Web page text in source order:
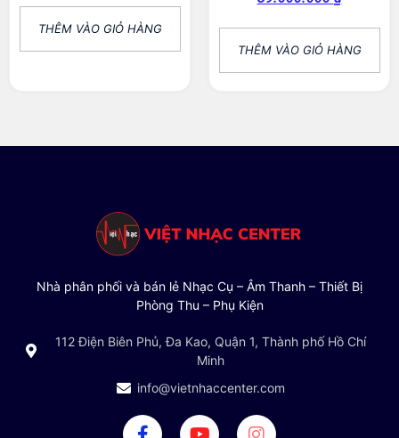
THÊM VÀO GIỎ HÀNG
THÊM VÀO GIỎ HÀNG
Nhà phân phối và bán lẻ Nhạc Cụ – Âm Thanh – Thiết Bị
Phòng Thu – Phụ Kiện
112 Điện Biên Phủ, Đa Kao, Quận 1, Thành phố Hồ Chí
Minh
info@vietnhaccenter.com